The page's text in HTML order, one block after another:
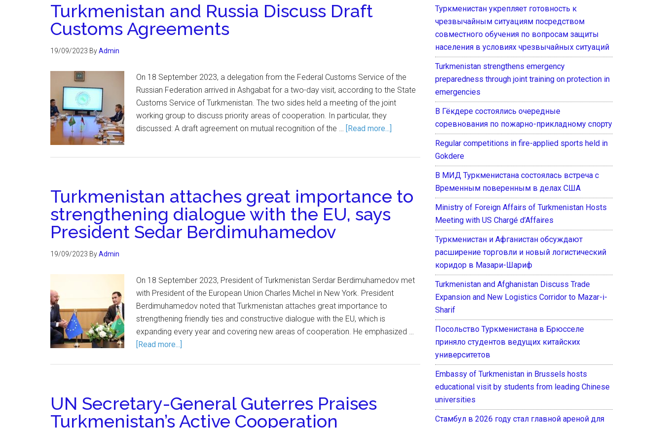
Turkmenistan and Russia Discuss Draft
Customs Agreements
19/09/2023 ByAdmin
On 18 September 2023, a delegation from the Federal Customs Service of the
Russian Federation arrived in Ashgabat for a two-day visit, according to the State
Customs Service of Turkmenistan. The two sides held a meeting of the joint
working group to discuss priority areas of cooperation. In particular, they
discussed: A draft agreement on mutual recognition of the … [Read more...]
Turkmenistan attaches great importance to
strengthening dialogue with the EU, says
President Sedar Berdimuhamedov
19/09/2023 ByAdmin
On 18 September 2023, President of Turkmenistan Serdar Berdimuhamedov met
with President of the European Union Charles Michel in New York. President
Berdimuhamedov noted that Turkmenistan attaches great importance to
strengthening friendly ties and constructive dialogue with the EU, which is
expanding every year and covering new areas of cooperation. He emphasized …
[Read more...]
UN Secretary-General Guterres Praises
Turkmenistan’s Active Cooperation
Туркменистан укрепляет готовность к
чрезвычайным ситуациям посредством
совместного обучения по вопросам защиты
населения в условиях чрезвычайных ситуаций
Turkmenistan strengthens emergency
preparedness through joint training on protection in
emergencies
В Гёкдере состоялись очередные
соревнования по пожарно-прикладному спорту
Regular competitions in fire-applied sports held in
Gokdere
В МИД Туркменистана состоялась встреча с
Временным поверенным в делах США
Ministry of Foreign Affairs of Turkmenistan Hosts
Meeting with US Chargé d’Affaires
Туркменистан и Афганистан обсуждают
расширение торговли и новый логистический
коридор в Мазари-Шариф
Turkmenistan and Afghanistan Discuss Trade
Expansion and New Logistics Corridor to Mazar-i-
Sharif
Посольство Туркменистана в Брюсселе
приняло студентов ведущих китайских
университетов
Embassy of Turkmenistan in Brussels hosts
educational visit by students from leading Chinese
universities
Стамбул в 2026 году стал главной ареной для